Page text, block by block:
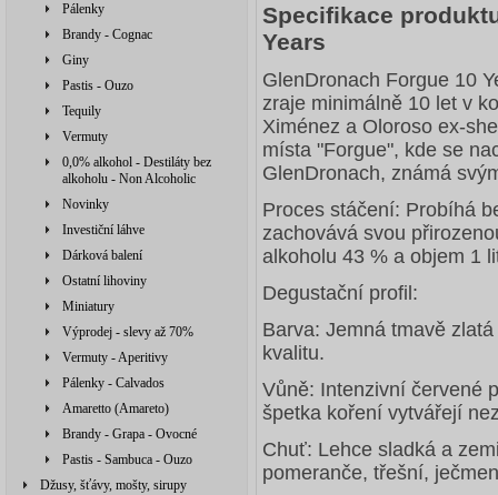
Pálenky
Brandy - Cognac
Giny
Pastis - Ouzo
Tequily
Vermuty
0,0% alkohol - Destiláty bez
alkoholu - Non Alcoholic
Novinky
Investiční láhve
Dárková balení
Ostatní lihoviny
Miniatury
Výprodej - slevy až 70%
Vermuty - Aperitivy
Pálenky - Calvados
Amaretto (Amareto)
Brandy - Grapa - Ovocné
Pastis - Sambuca - Ouzo
Džusy, šťávy, mošty, sirupy
Specifikace
Years
GlenDronach Forgue 10
zraje minimálně 10 let v
Ximénez a Oloroso ex-
místa "Forgue", kde se
GlenDronach, známá
Proces stáčení: Probíhá
zachovává svou
alkoholu 43 % a objem 1
Degustační profil:
Barva: Jemná tmavě
kvalitu.
Vůně: Intenzivní červené
špetka koření vytvářejí
Chuť: Lehce sladká a
pomeranče, třešní,